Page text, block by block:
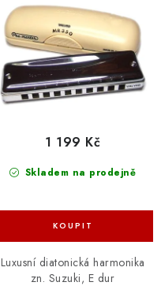
Skladem na prodejně
1 199 Kč
Luxusní diatonická harmonika
zn. Suzuki, E dur